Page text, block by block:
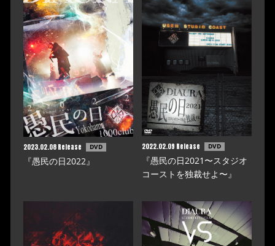
2023.02.08 Release DVD
『愚民の日2022』
2022.02.09 Release DVD
『愚民の日2021〜スタジオ
コーストを独裁せよ〜』